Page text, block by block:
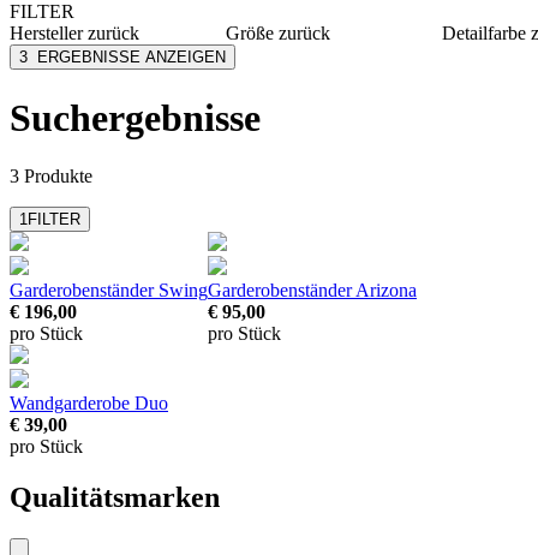
FILTER
Herstellerzurück
Caimi
Größe zurück
Detailfarbe
3 ERGEBNISSE ANZEIGEN
Suchergebnisse
3 Produkte
1FILTER
Garderobenständer Swing
€ 196,00
pro Stück
Garderobenständer Arizona
€ 95,00
pro Stück
Wandgarderobe Duo
€ 39,00
pro Stück
Qualitätsmarken